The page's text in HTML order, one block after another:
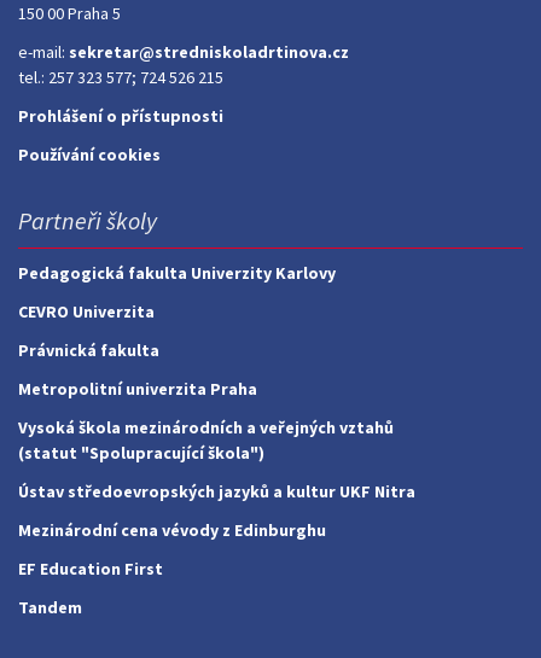
150 00 Praha 5
e-mail: sekretar@stredniskoladrtinova.cz
tel.: 257 323 577; 724 526 215
Prohlášení o přístupnosti
Používání cookies
Partneři školy
Pedagogická fakulta Univerzity Karlovy
CEVRO Univerzita
Právnická fakulta
Metropolitní univerzita Praha
Vysoká škola mezinárodních a veřejných vztahů
(statut "Spolupracující škola")
Ústav středoevropských jazyků a kultur UKF Nitra
Mezinárodní cena vévody z Edinburghu
EF Education First
Tandem